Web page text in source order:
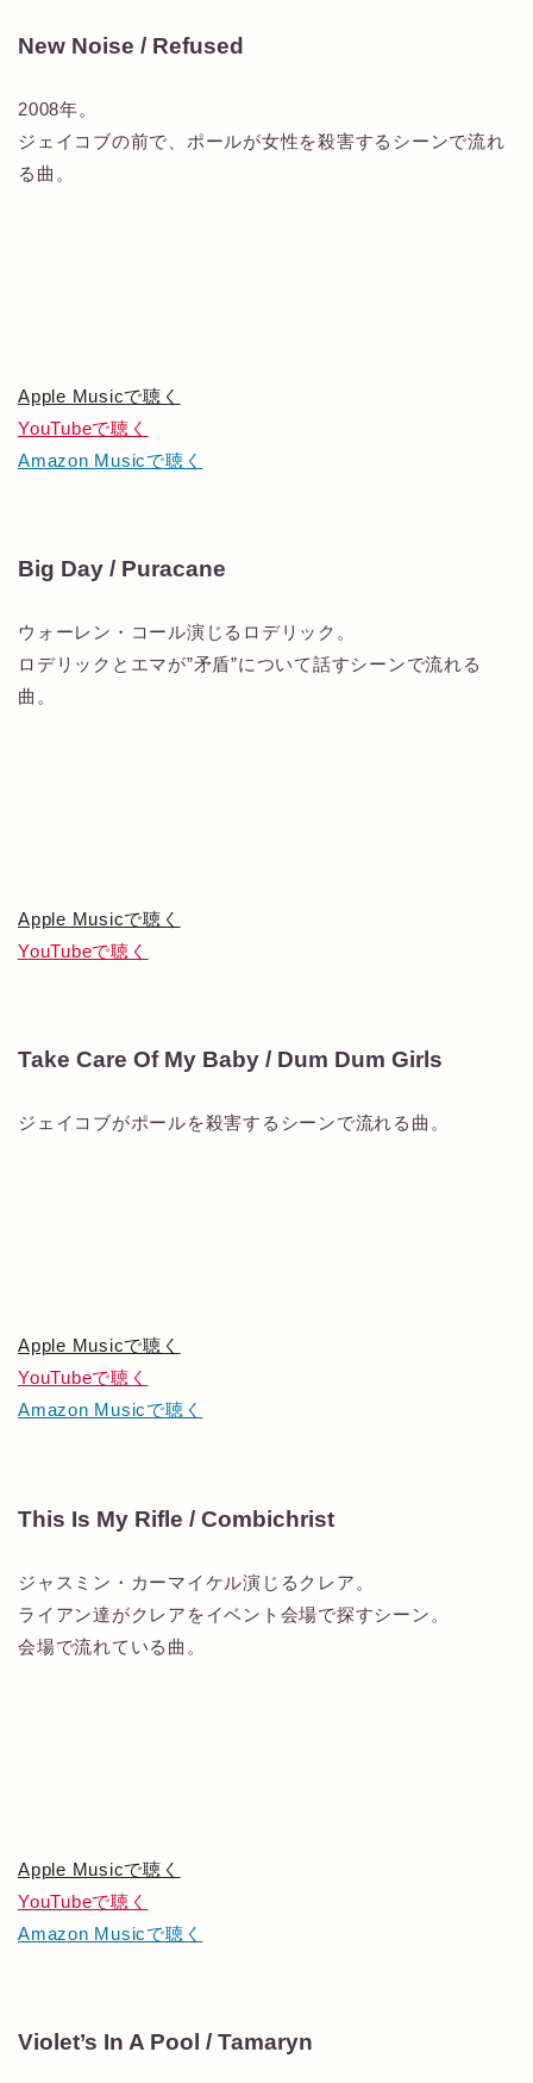
New Noise / Refused
2008年。
ジェイコブの前で、ポールが女性を殺害するシーンで流れ
る曲。
Apple Musicで聴く
YouTubeで聴く
Amazon Musicで聴く
Big Day / Puracane
ウォーレン・コール演じるロデリック。
ロデリックとエマが”矛盾”について話すシーンで流れる
曲。
Apple Musicで聴く
YouTubeで聴く
Take Care Of My Baby / Dum Dum Girls
ジェイコブがポールを殺害するシーンで流れる曲。
Apple Musicで聴く
YouTubeで聴く
Amazon Musicで聴く
This Is My Rifle / Combichrist
ジャスミン・カーマイケル演じるクレア。
ライアン達がクレアをイベント会場で探すシーン。
会場で流れている曲。
Apple Musicで聴く
YouTubeで聴く
Amazon Musicで聴く
Violet’s In A Pool / Tamaryn